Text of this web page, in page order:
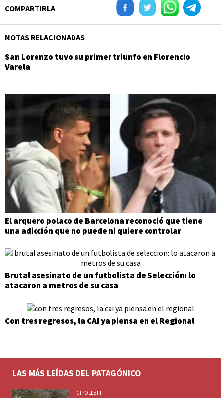
COMPARTIRLA
NOTAS RELACIONADAS
San Lorenzo tuvo su primer triunfo en Florencio
Varela
El arquero polaco de Barcelona reconoció que tiene
una adicción que no puede ni quiere controlar
Brutal asesinato de un futbolista de Selección: lo
atacaron a metros de su casa
Con tres regresos, la CAI ya piensa en el Regional
LAS MÁS LEÍDAS DEL PATAGÓNICO
CIPOLLETTI